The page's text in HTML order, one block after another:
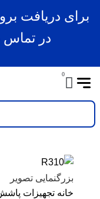
برای دریافت
در تماس
0
بزرگنمایی تصویر
خانه تجهیزات